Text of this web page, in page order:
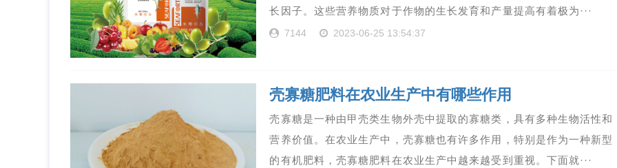
长因子。这些营养物质对于作物的生长发育和产量提高有着极为···
7144 2023-06-25 13:54:37
壳寡糖肥料在农业生产中有哪些作用
壳寡糖是一种由甲壳类生物外壳中提取的寡糖类，具有多种生物活性和
营养价值。在农业生产中，壳寡糖也有许多作用，特别是作为一种新型
的有机肥料，壳寡糖肥料在农业生产中越来越受到重视。下面就···